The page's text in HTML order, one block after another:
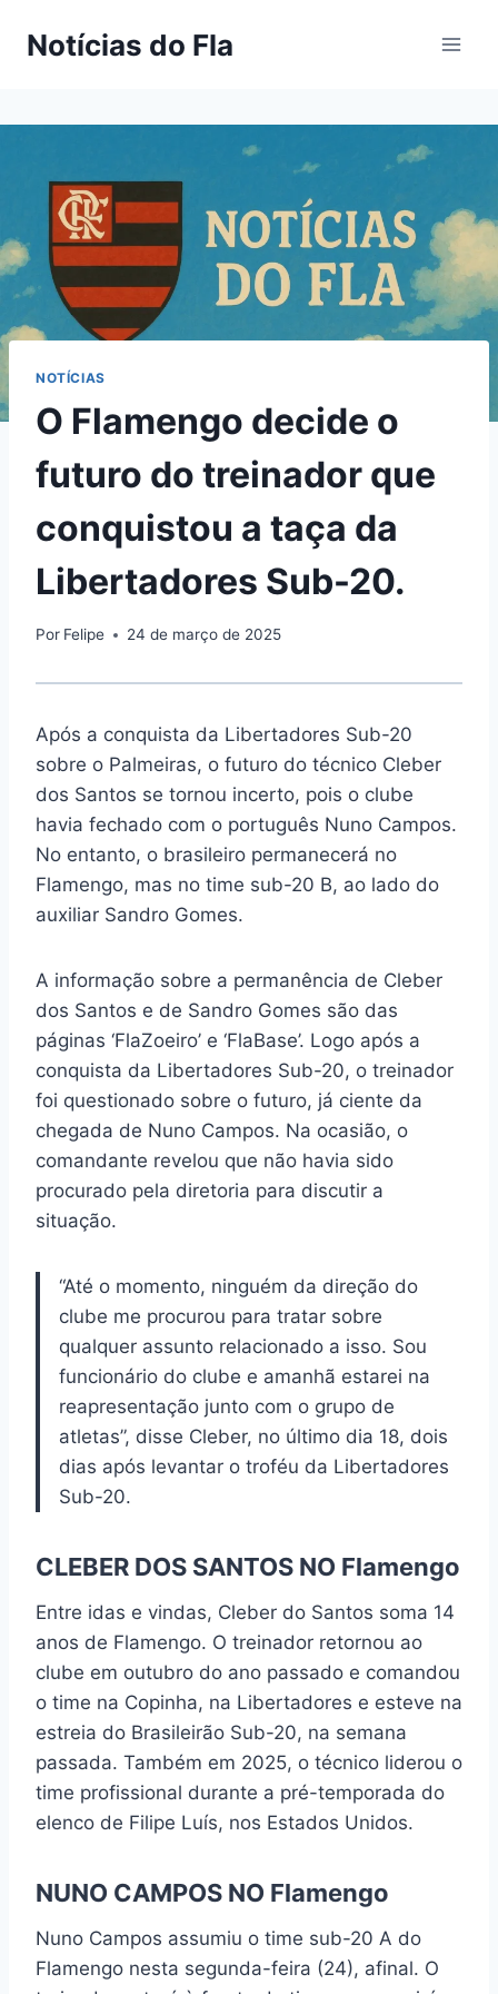
paraNotícias do Fla
NOTÍCIAS
O Flamengo decide o
futuro do treinador que
conquistou a taça da
Libertadores Sub-20.
Por Felipe 24 de março de 2025
Após a conquista da Libertadores Sub-20
sobre o Palmeiras, o futuro do técnico Cleber
dos Santos se tornou incerto, pois o clube
havia fechado com o português Nuno Campos.
No entanto, o brasileiro permanecerá no
Flamengo, mas no time sub-20 B, ao lado do
auxiliar Sandro Gomes.
A informação sobre a permanência de Cleber
dos Santos e de Sandro Gomes são das
páginas ‘FlaZoeiro’ e ‘FlaBase’. Logo após a
conquista da Libertadores Sub-20, o treinador
foi questionado sobre o futuro, já ciente da
chegada de Nuno Campos. Na ocasião, o
comandante revelou que não havia sido
procurado pela diretoria para discutir a
situação.
“Até o momento, ninguém da direção do
clube me procurou para tratar sobre
qualquer assunto relacionado a isso. Sou
funcionário do clube e amanhã estarei na
reapresentação junto com o grupo de
atletas”, disse Cleber, no último dia 18, dois
dias após levantar o troféu da Libertadores
Sub-20.
CLEBER DOS SANTOS NO Flamengo
Entre idas e vindas, Cleber do Santos soma 14
anos de Flamengo. O treinador retornou ao
clube em outubro do ano passado e comandou
o time na Copinha, na Libertadores e esteve na
estreia do Brasileirão Sub-20, na semana
passada. Também em 2025, o técnico liderou o
time profissional durante a pré-temporada do
elenco de Filipe Luís, nos Estados Unidos.
NUNO CAMPOS NO Flamengo
Nuno Campos assumiu o time sub-20 A do
Flamengo nesta segunda-feira (24), afinal. O